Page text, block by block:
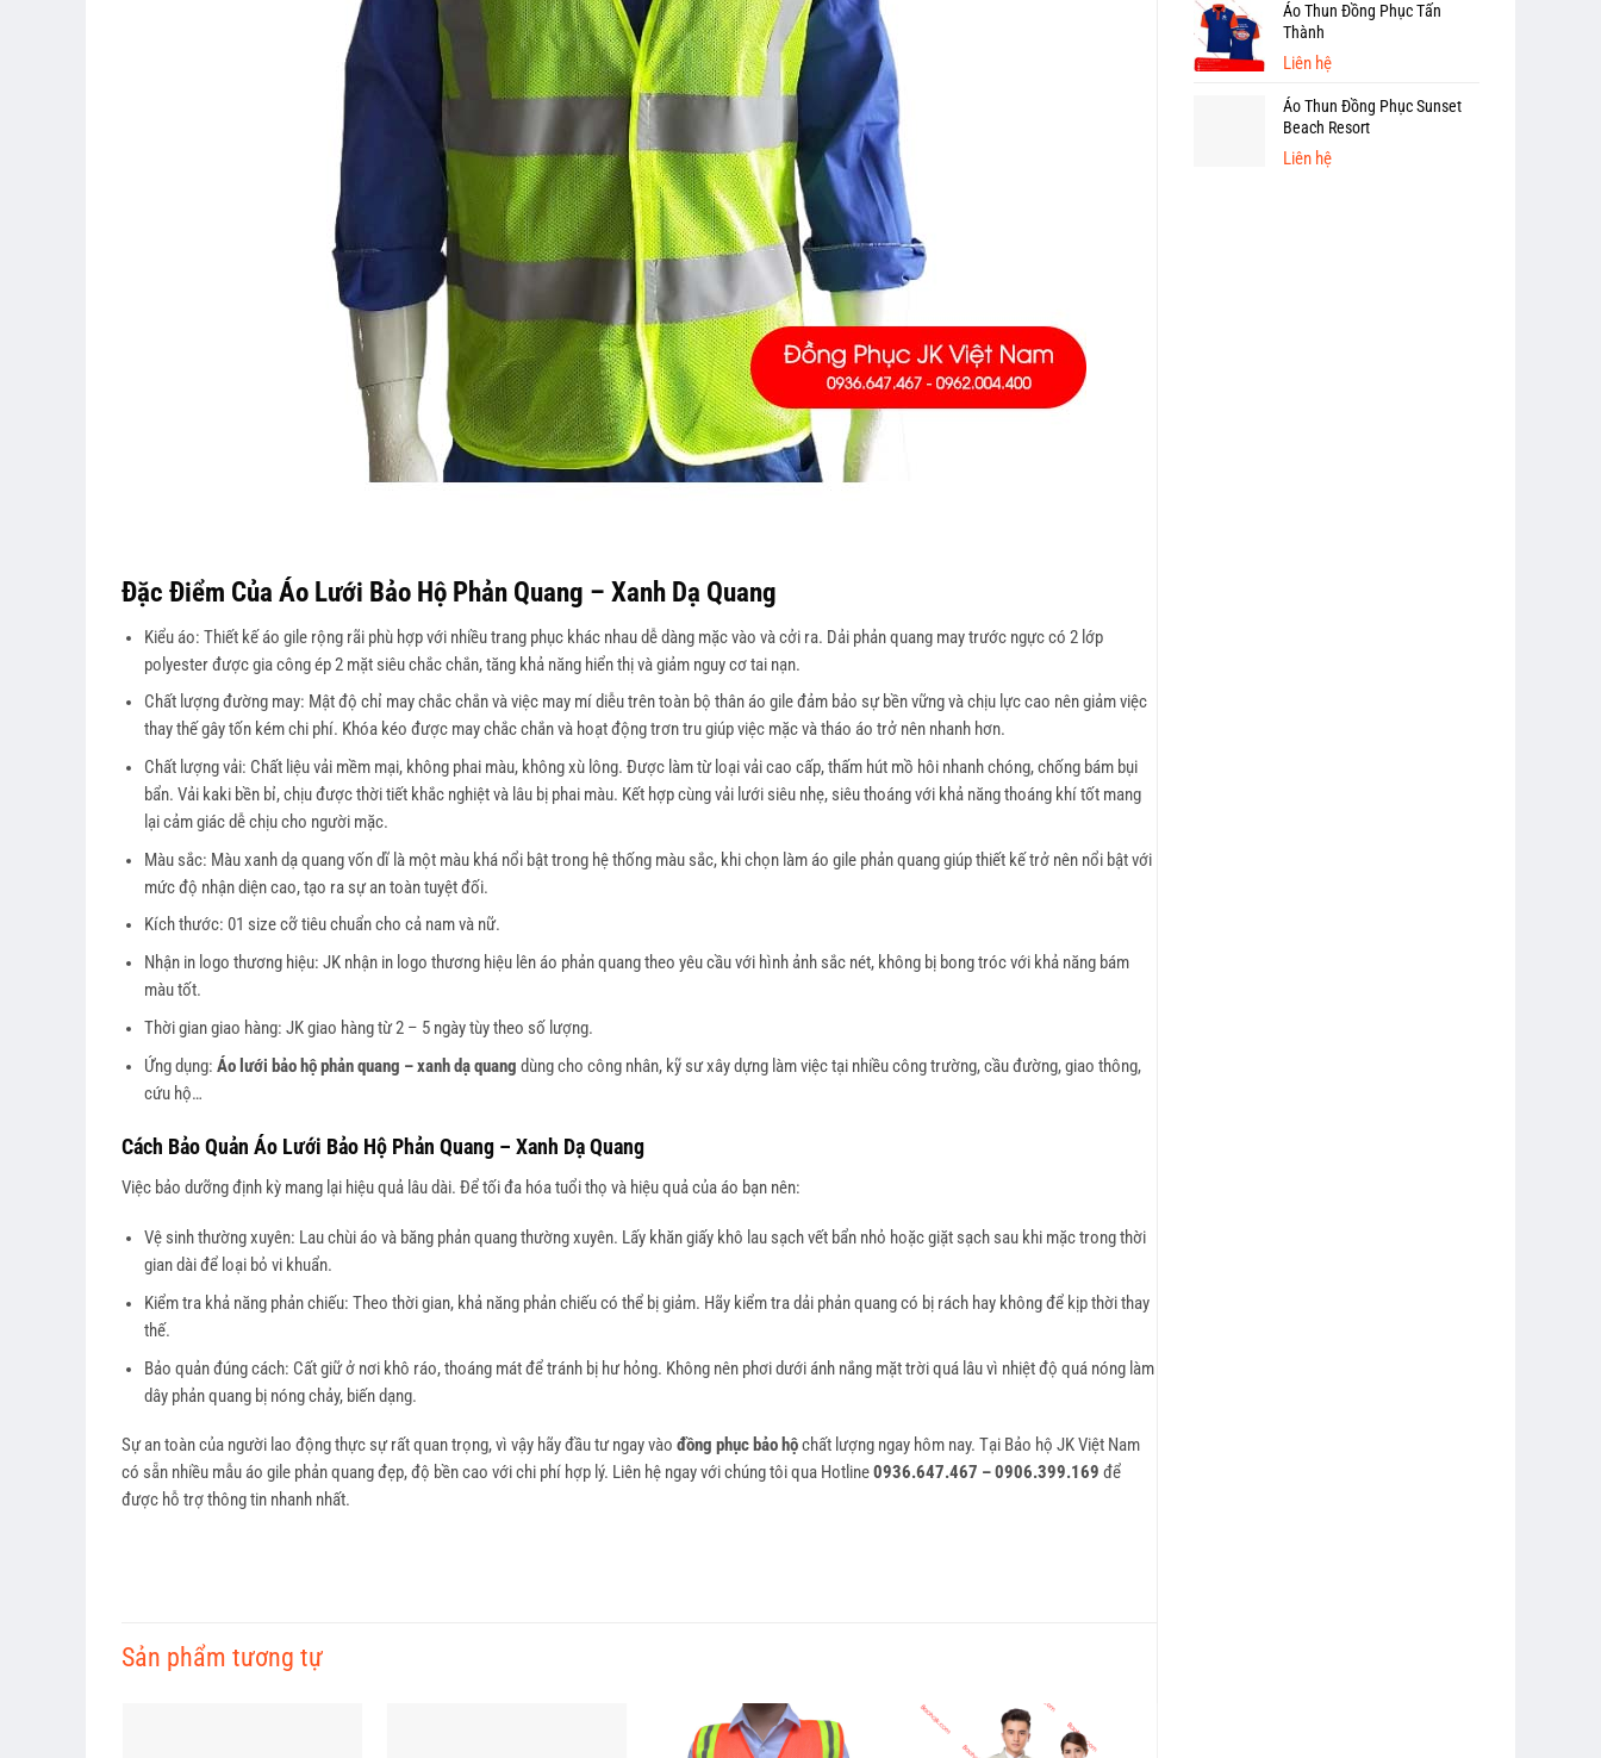
Áo Thun Đồng Phục Tấn
Thành
Liên hệ
Áo Thun Đồng Phục Sunset
Beach Resort
Liên hệ
Đặc Điểm Của Áo Lưới Bảo Hộ Phản Quang – Xanh Dạ Quang
Kiểu áo: Thiết kế áo gile rộng rãi phù hợp với nhiều trang phục khác nhau dễ dàng mặc vào và cởi ra. Dải phản quang may trước ngực có 2 lớp
polyester được gia công ép 2 mặt siêu chắc chắn, tăng khả năng hiển thị và giảm nguy cơ tai nạn.
Chất lượng đường may: Mật độ chỉ may chắc chắn và việc may mí diễu trên toàn bộ thân áo gile đảm bảo sự bền vững và chịu lực cao nên giảm việc
thay thế gây tốn kém chi phí. Khóa kéo được may chắc chắn và hoạt động trơn tru giúp việc mặc và tháo áo trở nên nhanh hơn.
Chất lượng vải: Chất liệu vải mềm mại, không phai màu, không xù lông. Được làm từ loại vải cao cấp, thấm hút mồ hôi nhanh chóng, chống bám bụi
bẩn. Vải kaki bền bỉ, chịu được thời tiết khắc nghiệt và lâu bị phai màu. Kết hợp cùng vải lưới siêu nhẹ, siêu thoáng với khả năng thoáng khí tốt mang
lại cảm giác dễ chịu cho người mặc.
Màu sắc: Màu xanh dạ quang vốn dĩ là một màu khá nổi bật trong hệ thống màu sắc, khi chọn làm áo gile phản quang giúp thiết kế trở nên nổi bật với
mức độ nhận diện cao, tạo ra sự an toàn tuyệt đối.
Kích thước: 01 size cỡ tiêu chuẩn cho cả nam và nữ.
Nhận in logo thương hiệu: JK nhận in logo thương hiệu lên áo phản quang theo yêu cầu với hình ảnh sắc nét, không bị bong tróc với khả năng bám
màu tốt.
Thời gian giao hàng: JK giao hàng từ 2 – 5 ngày tùy theo số lượng.
Ứng dụng: Áo lưới bảo hộ phản quang – xanh dạ quang dùng cho công nhân, kỹ sư xây dựng làm việc tại nhiều công trường, cầu đường, giao thông,
cứu hộ…
Cách Bảo Quản Áo Lưới Bảo Hộ Phản Quang – Xanh Dạ Quang
Việc bảo dưỡng định kỳ mang lại hiệu quả lâu dài. Để tối đa hóa tuổi thọ và hiệu quả của áo bạn nên:
Vệ sinh thường xuyên: Lau chùi áo và băng phản quang thường xuyên. Lấy khăn giấy khô lau sạch vết bẩn nhỏ hoặc giặt sạch sau khi mặc trong thời
gian dài để loại bỏ vi khuẩn.
Kiểm tra khả năng phản chiếu: Theo thời gian, khả năng phản chiếu có thể bị giảm. Hãy kiểm tra dải phản quang có bị rách hay không để kịp thời thay
thế.
Bảo quản đúng cách: Cất giữ ở nơi khô ráo, thoáng mát để tránh bị hư hỏng. Không nên phơi dưới ánh nắng mặt trời quá lâu vì nhiệt độ quá nóng làm
dây phản quang bị nóng chảy, biến dạng.
Sự an toàn của người lao động thực sự rất quan trọng, vì vậy hãy đầu tư ngay vào đồng phục bảo hộchất lượng ngay hôm nay. Tại Bảo hộ JK Việt Nam
có sẵn nhiều mẫu áo gile phản quang đẹp, độ bền cao với chi phí hợp lý. Liên hệ ngay với chúng tôi qua Hotline0936.647.467 – 0906.399.169 để
được hỗ trợ thông tin nhanh nhất.
Sản phẩm tương tự